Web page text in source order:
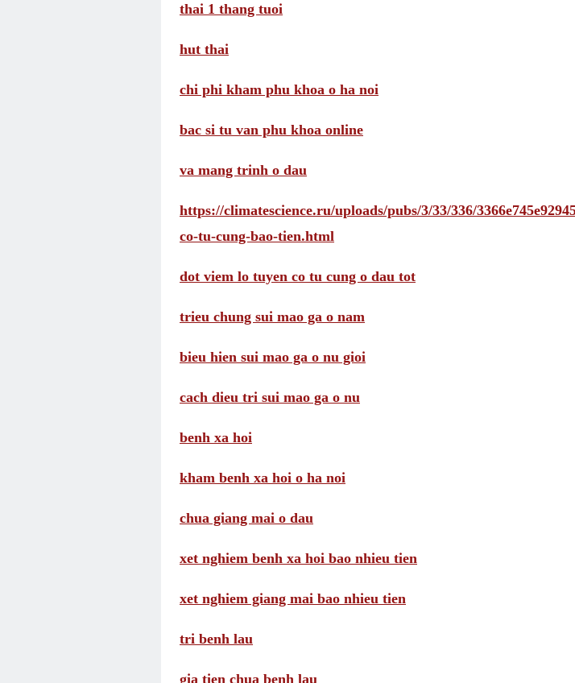
thai 1 thang tuoi
hut thai
chi phi kham phu khoa o ha noi
bac si tu van phu khoa online
va mang trinh o dau
https://climatescience.ru/uploads/pubs/3/33/336/
co-tu-cung-bao-tien.html
dot viem lo tuyen co tu cung o dau tot
trieu chung sui mao ga o nam
bieu hien sui mao ga o nu gioi
cach dieu tri sui mao ga o nu
benh xa hoi
kham benh xa hoi o ha noi
chua giang mai o dau
xet nghiem benh xa hoi bao nhieu tien
xet nghiem giang mai bao nhieu tien
tri benh lau
gia tien chua benh lau